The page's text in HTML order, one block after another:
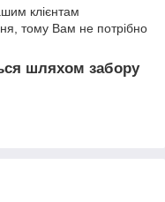
клієнтам
тому Вам не потрібно
шляхом забору